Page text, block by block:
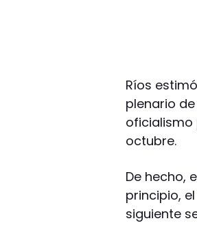
Ríos
plenario
oficialismo
octubre.
De hecho,
principio,
siguiente